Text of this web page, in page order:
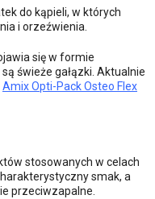
do kąpieli, w których
i orzeźwienia.
się w formie
świeże gałązki. Aktualnie
Amix Opti-Pack Osteo Flex
stosowanych w celach
smak, a
przeciwzapalne.